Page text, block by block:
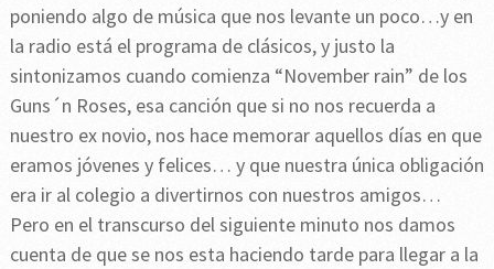
poniendo algo de música que nos levante un poco…y en
la radio está el programa de clásicos, y justo la
sintonizamos cuando comienza “November rain” de los
Guns´n Roses, esa canción que si no nos recuerda a
nuestro ex novio, nos hace memorar aquellos días en que
eramos jóvenes y felices… y que nuestra única obligación
era ir al colegio a divertirnos con nuestros amigos…
Pero en el transcurso del siguiente minuto nos damos
cuenta de que se nos esta haciendo tarde para llegar a la